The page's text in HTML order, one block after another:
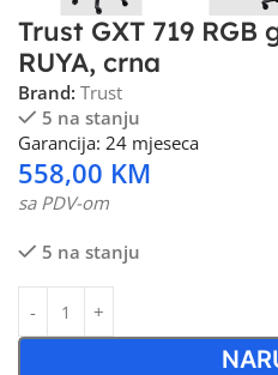
Trust GXT 719
RUYA, crna
Brand: Trust
5 na stanju
Garancija: 24 mjeseca
558,00 KM
sa PDV-om
5 na stanju